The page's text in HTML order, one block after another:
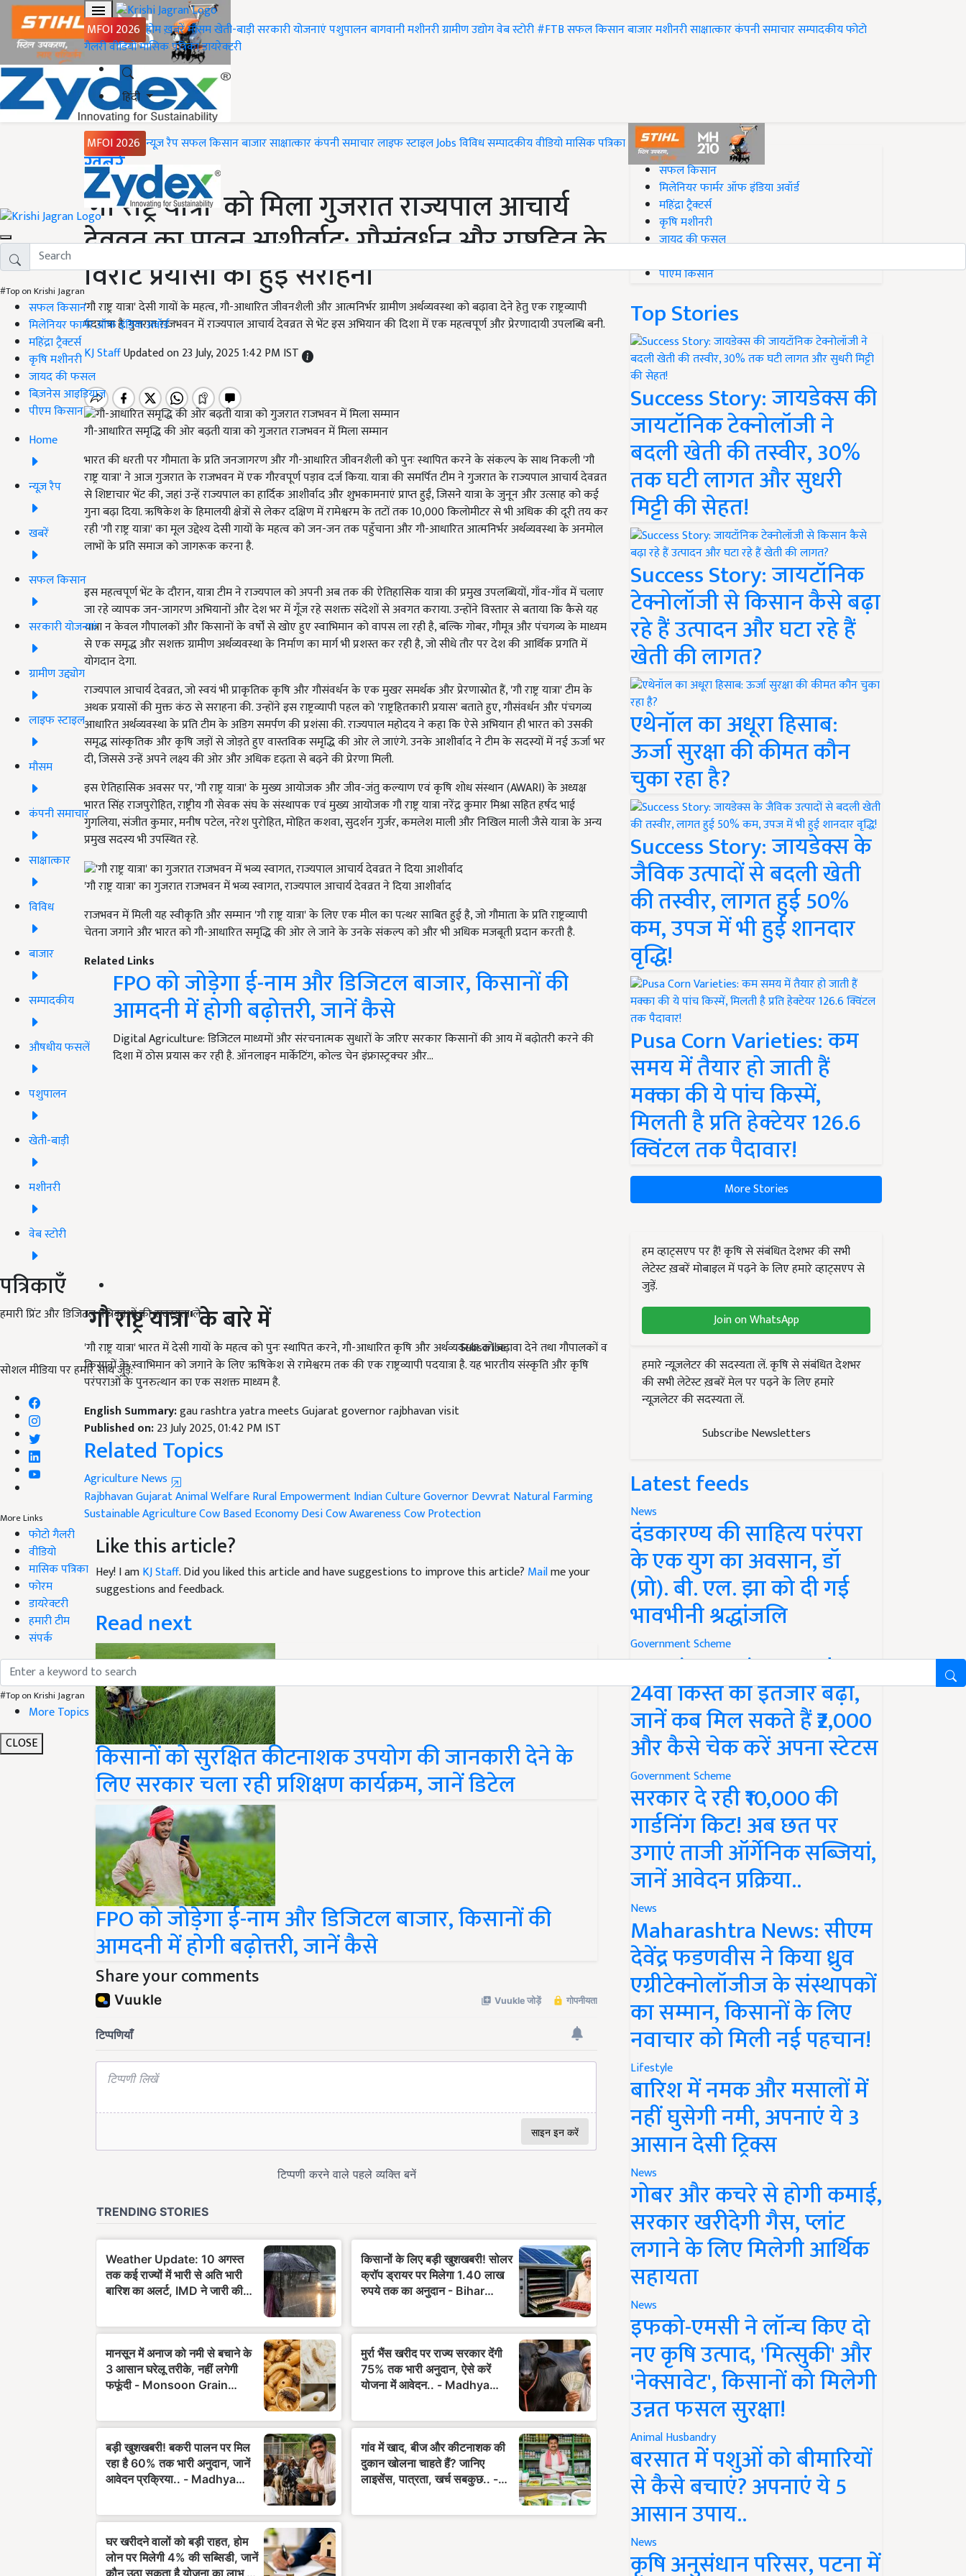
MFOI 2026 होमख़बरेंमौसमखेती-बाड़ीसरकारी योजनाएंपशुपालनबागवानीमशीनरीग्रामीण उद्योगवेब स्टोरी#FTBसफल किसानबाजारमशीनरीसाक्षात्कारकंपनी समाचारसम्पादकीयफोटो
गैलरीवीडियोमासिक पत्रिकाडायरेक्टरी
हिंदी
MFOI 2026 न्यूज़ रैपसफल किसानबाजारसाक्षात्कारकंपनी समाचारलाइफ स्टाइलJobsविविधसम्पादकीयवीडियोमासिक पत्रिका
#Top on Krishi Jagran
सफल किसान
मिलेनियर फार्मर ऑफ इंडिया अवॉर्ड
महिंद्रा ट्रैक्टर्स
कृषि मशीनरी
जायद की फसल
बिज़नेस आइडियाज
पीएम किसान
Home
न्यूज़ रैप
खबरें
सफल किसान
सरकारी योजनाएं
ग्रामीण उद्द्योग
लाइफ स्टाइल
मौसम
कंपनी समाचार
साक्षात्कार
विविध
बाजार
सम्पादकीय
औषधीय फसलें
पशुपालन
खेती-बाड़ी
मशीनरी
वेब स्टोरी
पत्रिकाएँ
हमारी प्रिंट और डिजिटल पत्रिकाओं की सदस्यता लें
Subscribe
सोशल मीडिया पर हमारे साथ जुड़ें:
More Links
फोटो गैलरी
वीडियो
मासिक पत्रिका
फोरम
डायरेक्टरी
हमारी टीम
संपर्क
#Top on Krishi Jagran
More Topics
CLOSE
Home
ख़बरें
'गौ राष्ट्र यात्रा' को मिला गुजरात राज्यपाल आचार्य
देवव्रत का पावन आशीर्वाद: गौसंवर्धन और राष्ट्रहित के
विराट प्रयासों की हुई सराहना
'गौ राष्ट्र यात्रा' देसी गायों के महत्व, गौ-आधारित जीवनशैली और आत्मनिर्भर ग्रामीण अर्थव्यवस्था को बढ़ावा देने हेतु एक राष्ट्रव्यापी
पदयात्रा है. गुजरात राजभवन में राज्यपाल आचार्य देवव्रत से भेंट इस अभियान की दिशा में एक महत्वपूर्ण और प्रेरणादायी उपलब्धि बनी.
KJ StaffUpdated on 23 July, 2025 1:42 PM IST
गौ-आधारित समृद्धि की ओर बढ़ती यात्रा को गुजरात राजभवन में मिला सम्मान
भारत की धरती पर गौमाता के प्रति जनजागरण और गौ-आधारित जीवनशैली को पुनः स्थापित करने के संकल्प के साथ निकली 'गौ
राष्ट्र यात्रा' ने आज गुजरात के राजभवन में एक गौरवपूर्ण पड़ाव दर्ज किया. यात्रा की समर्पित टीम ने गुजरात के राज्यपाल आचार्य देवव्रत
से शिष्टाचार भेंट की, जहां उन्हें राज्यपाल का हार्दिक आशीर्वाद और शुभकामनाएं प्राप्त हुईं, जिसने यात्रा के जुनून और उत्साह को कई
गुना बढ़ा दिया. ऋषिकेश के हिमालयी क्षेत्रों से लेकर दक्षिण में रामेश्वरम के तटों तक 10,000 किलोमीटर से भी अधिक की दूरी तय कर
रही 'गौ राष्ट्र यात्रा' का मूल उद्देश्य देसी गायों के महत्व को जन-जन तक पहुँचाना और गौ-आधारित आत्मनिर्भर अर्थव्यवस्था के अनमोल
लाभों के प्रति समाज को जागरूक करना है.
इस महत्वपूर्ण भेंट के दौरान, यात्रा टीम ने राज्यपाल को अपनी अब तक की ऐतिहासिक यात्रा की प्रमुख उपलब्धियों, गाँव-गाँव में चलाए
जा रहे व्यापक जन-जागरण अभियानों और देश भर में गूँज रहे सशक्त संदेशों से अवगत कराया. उन्होंने विस्तार से बताया कि कैसे यह
यात्रा न केवल गौपालकों और किसानों के वर्षों से खोए हुए स्वाभिमान को वापस ला रही है, बल्कि गोबर, गौमूत्र और पंचगव्य के माध्यम
से एक समृद्ध और सशक्त ग्रामीण अर्थव्यवस्था के निर्माण का मार्ग भी प्रशस्त कर रही है, जो सीधे तौर पर देश की आर्थिक प्रगति में
योगदान देगा.
राज्यपाल आचार्य देवव्रत, जो स्वयं भी प्राकृतिक कृषि और गौसंवर्धन के एक मुखर समर्थक और प्रेरणास्रोत हैं, 'गौ राष्ट्र यात्रा' टीम के
अथक प्रयासों की मुक्त कंठ से सराहना की. उन्होंने इस राष्ट्रव्यापी पहल को 'राष्ट्रहितकारी प्रयास' बताते हुए, गौसंवर्धन और पंचगव्य
आधारित अर्थव्यवस्था के प्रति टीम के अडिग समर्पण की प्रशंसा की. राज्यपाल महोदय ने कहा कि ऐसे अभियान ही भारत को उसकी
समृद्ध सांस्कृतिक और कृषि जड़ों से जोड़ते हुए वास्तविक समृद्धि की ओर ले जाएंगे. उनके आशीर्वाद ने टीम के सदस्यों में नई ऊर्जा भर
दी, जिससे उन्हें अपने लक्ष्य की ओर और अधिक दृढ़ता से बढ़ने की प्रेरणा मिली.
इस ऐतिहासिक अवसर पर, 'गौ राष्ट्र यात्रा' के मुख्य आयोजक और जीव-जंतु कल्याण एवं कृषि शोध संस्थान (AWARI) के अध्यक्ष
भारत सिंह राजपुरोहित, राष्ट्रीय गौ सेवक संघ के संस्थापक एवं मुख्य आयोजक गौ राष्ट्र यात्रा नरेंद्र कुमार मिश्रा सहित हर्षद भाई
गुगलिया, संजीत कुमार, मनीष पटेल, नरेश पुरोहित, मोहित कशवा, सुदर्शन गुर्जर, कमलेश माली और निखिल माली जैसे यात्रा के अन्य
प्रमुख सदस्य भी उपस्थित रहे.
'गौ राष्ट्र यात्रा' का गुजरात राजभवन में भव्य स्वागत, राज्यपाल आचार्य देवव्रत ने दिया आशीर्वाद
राजभवन में मिली यह स्वीकृति और सम्मान 'गौ राष्ट्र यात्रा' के लिए एक मील का पत्थर साबित हुई है, जो गौमाता के प्रति राष्ट्रव्यापी
चेतना जगाने और भारत को गौ-आधारित समृद्धि की ओर ले जाने के उनके संकल्प को और भी अधिक मजबूती प्रदान करती है.
Related Links
FPO को जोड़ेगा ई-नाम और डिजिटल बाजार, किसानों की
आमदनी में होगी बढ़ोत्तरी, जानें कैसे
Digital Agriculture: डिजिटल माध्यमों और संरचनात्मक सुधारों के जरिए सरकार किसानों की आय में बढ़ोतरी करने की
दिशा में ठोस प्रयास कर रही है. ऑनलाइन मार्केटिंग, कोल्ड चेन इंफ्रास्ट्रक्चर और…
'गौ राष्ट्र यात्रा'के बारे में
'गौ राष्ट्र यात्रा' भारत में देसी गायों के महत्व को पुनः स्थापित करने, गौ-आधारित कृषि और अर्थव्यवस्था को बढ़ावा देने तथा गौपालकों व
किसानों के स्वाभिमान को जगाने के लिए ऋषिकेश से रामेश्वरम तक की एक राष्ट्रव्यापी पदयात्रा है. यह भारतीय संस्कृति और कृषि
परंपराओं के पुनरुत्थान का एक सशक्त माध्यम है.
English Summary:gau rashtra yatra meets Gujarat governor rajbhavan visit
Published on:23 July 2025, 01:42 PM IST
Related Topics
Agriculture News
Rajbhavan GujaratAnimal WelfareRural EmpowermentIndian CultureGovernor DevvratNatural Farming
Sustainable AgricultureCow Based EconomyDesi Cow AwarenessCow Protection
Like this article?
Hey! I amKJ Staff. Did you liked this article and have suggestions to improve this article? Mailme your
suggestions and feedback.
Read next
किसानों को सुरक्षित कीटनाशक उपयोग की जानकारी देने के
लिए सरकार चला रही प्रशिक्षण कार्यक्रम, जानें डिटेल
FPO को जोड़ेगा ई-नाम और डिजिटल बाजार, किसानों की
आमदनी में होगी बढ़ोत्तरी, जानें कैसे
Share your comments
#Top on Krishi Jagran
सफल किसान
मिलेनियर फार्मर ऑफ इंडिया अवॉर्ड
महिंद्रा ट्रैक्टर्स
कृषि मशीनरी
जायद की फसल
पीएम किसान
Top Stories
Success Story: जायडेक्स की
जायटॉनिक टेक्नोलॉजी ने
बदली खेती की तस्वीर, 30%
तक घटी लागत और सुधरी
मिट्टी की सेहत!
Success Story: जायटॉनिक
टेक्नोलॉजी से किसान कैसे बढ़ा
रहे हैं उत्पादन और घटा रहे हैं
खेती की लागत?
एथेनॉल का अधूरा हिसाब:
ऊर्जा सुरक्षा की कीमत कौन
चुका रहा है?
Success Story: जायडेक्स के
जैविक उत्पादों से बदली खेती
की तस्वीर, लागत हुई 50%
कम, उपज में भी हुई शानदार
वृद्धि!
Pusa Corn Varieties: कम
समय में तैयार हो जाती हैं
मक्का की ये पांच किस्में,
मिलती है प्रति हेक्टेयर 126.6
क्विंटल तक पैदावार!
More Stories
हम व्हाट्सएप पर हैं! कृषि से संबंधित देशभर की सभी
लेटेस्ट ख़बरें मोबाइल में पढ़ने के लिए हमारे व्हाट्सएप से
जुड़ें.
Join on WhatsApp
हमारे न्यूज़लेटर की सदस्यता लें. कृषि से संबंधित देशभर
की सभी लेटेस्ट ख़बरें मेल पर पढ़ने के लिए हमारे
न्यूज़लेटर की सदस्यता लें.
Subscribe Newsletters
Latest feeds
News
दंडकारण्य की साहित्य परंपरा
के एक युग का अवसान, डॉ
(प्रो). बी. एल. झा को दी गई
भावभीनी श्रद्धांजलि
Government Scheme
PM Kisan Yojana Update:
24वीं किस्त का इंतजार बढ़ा,
जानें कब मिल सकते हैं ₹2,000
और कैसे चेक करें अपना स्टेटस
Government Scheme
सरकार दे रही ₹10,000 की
गार्डनिंग किट! अब छत पर
उगाएं ताजी ऑर्गेनिक सब्जियां,
जानें आवेदन प्रक्रिया..
News
Maharashtra News: सीएम
देवेंद्र फडणवीस ने किया ध्रुव
एग्रीटेक्नोलॉजीज के संस्थापकों
का सम्मान, किसानों के लिए
नवाचार को मिली नई पहचान!
Lifestyle
बारिश में नमक और मसालों में
नहीं घुसेगी नमी, अपनाएं ये 3
आसान देसी ट्रिक्स
News
गोबर और कचरे से होगी कमाई,
सरकार खरीदेगी गैस, प्लांट
लगाने के लिए मिलेगी आर्थिक
सहायता
News
इफको-एमसी ने लॉन्च किए दो
नए कृषि उत्पाद, 'मित्सुकी' और
'नेक्सावेट', किसानों को मिलेगी
उन्नत फसल सुरक्षा!
Animal Husbandry
बरसात में पशुओं को बीमारियों
से कैसे बचाएं? अपनाएं ये 5
आसान उपाय..
News
कृषि अनुसंधान परिसर, पटना में